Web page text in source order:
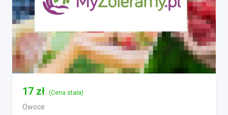
17 zł (Cena stała)
Owoce